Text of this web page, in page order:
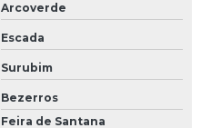
Arcoverde
Escada
Surubim
Bezerros
Feira de Santana